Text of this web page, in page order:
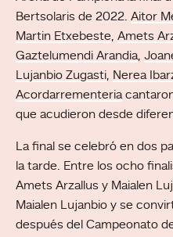
Bertsolaris de 2022. Aitor
Martin Etxebeste, Amets
Gaztelumendi Arandia,
Lujanbio Zugasti, Nerea
Acordarrementeria
que acudieron desde
La final se celebró en dos
la tarde. Entre los ocho
Amets Arzallus y Maialen
Maialen Lujanbio y se
después del Campeonato